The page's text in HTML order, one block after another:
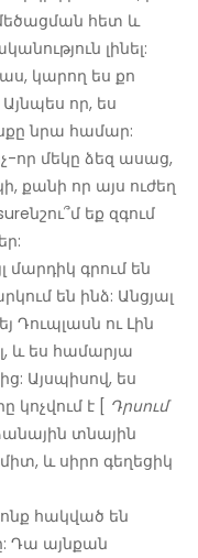
հետ և
լինել:
կարող ես քո
որ, ես
նրա համար:
որ մեկը ձեզ ասաց,
քանի որ այս ուժեղ
եք զգում
մարդիկ գրում են
են ինձ: Անցյալ
Դուպլասն ու Լին
և ես համարյա
Այսպիսով, ես
կոչվում է [ Դրսում
տնային
և սիրո գեղեցիկ
հակված են
Դա այնքան